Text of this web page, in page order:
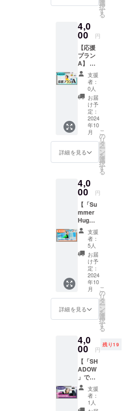
(メール
はみな
さま同
じにな
ります)
②Ache
rieより
お礼の
メッ
セージ
動画を
お送り
させて
いただ
きま
す。 (動
画の内
容はみ
す) ・収
録時
間：1分
間 ・提
供方
法：
メール
にURL
を記載
いたし
ます。
選
択
す
る
4,0
00 円
【応援
プラン
A】 リ
ターン
内容：
①Ache
rieより
サン
キュー
カード
を同
封。 ②
オリジ
ナルポ
スト
カード2
像参
照・サ
イズ：
100×14
8) ③オ
リジナ
ル
20RER
UN ポス
トカー
ド2枚組
(画像参
照・サ
イズ：
100×14
8) ④オ
リジナ
組 (画像
参照・
サイ
ズ：丸
いス
テッ
カー /
60×60
mm・
支援
者：
0人
お届
け予
定：
2024
年10
月
詳細を見る
こ
の
リ
タ
ー
ン
を
選
択
す
る
4,0
00 円
【「Su
mmer
Hug」
で応援
プラ
ン】 リ
ターン
内容：
①2024
年7月発
売2曲入
「Sum
mer
Hug」
の
イン入
り)を郵
送。
②Ache
rieより
サン
キュー
カード
を同
支援
者：
5人
お届
け予
定：
2024
年10
月
詳細を見る
こ
の
リ
タ
ー
ン
を
選
択
す
る
4,0
00 円
残り19
【「SH
ADOW
」で応
援プラ
ン】 リ
ターン
内容：
支援
者：
1人